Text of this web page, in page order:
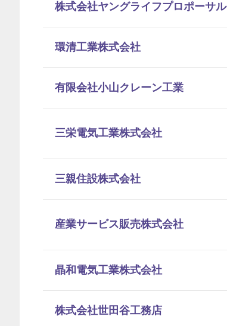
株式会社ヤングライフプロポーサル
環清工業株式会社
有限会社小山クレーン工業
三栄電気工業株式会社
三親住設株式会社
産業サービス販売株式会社
晶和電気工業株式会社
株式会社世田谷工務店